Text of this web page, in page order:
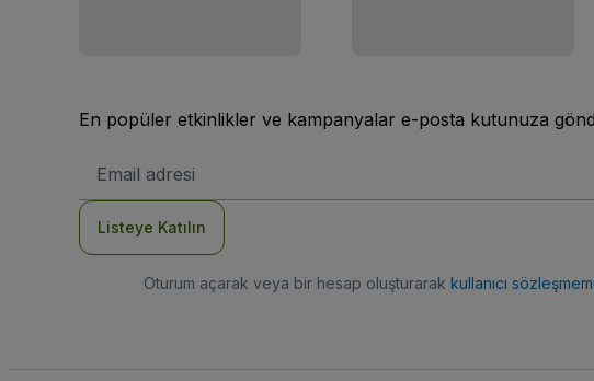
En popüler etkinlikler ve kampanyalar e-posta kutunuza
posta
Listeye Katılın
Oturum açarak veya bir hesap oluşturarak kullanıcı